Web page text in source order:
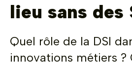
lieu sans des
Quel rôle de la DSI
innovations métiers ?